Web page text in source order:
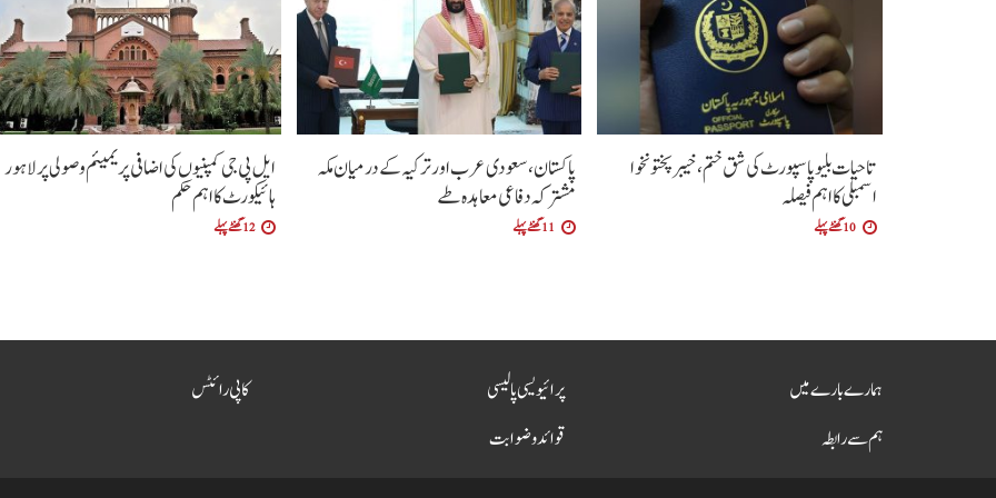
تاحیات بلیو پاسپورٹ کی شق ختم، خیبر پختونخوا
اسمبلی کا اہم فیصلہ
10 گھنٹے پہلے
پاکستان، سعودی عرب اور ترکیہ کے درمیان مکہ
مشترکہ دفاعی معاہدہ طے
11 گھنٹے پہلے
ایل پی جی کمپنیوں کی اضافی پریمیئم وصولی پر لاہور
ہائیکورٹ کا اہم حکم
12 گھنٹے پہلے
ہمارے بارے میں
ہم سے رابطہ
پرائیویسی پالیسی
قوائد و ضوابت
کاپی رائٹس